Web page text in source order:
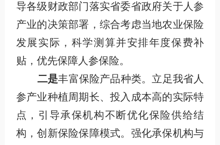
导各级财政部门落实省委省政府关于人参
产业的决策部署，综合考虑当地农业保险
发展实际，科学测算并安排年度保费补
贴，优先保障人参保险。
二是丰富保险产品种类。立足我省人
参产业种植周期长、投入成本高的实际特
点，引导承保机构不断优化保险供给结
构，创新保险保障模式。强化承保机构与